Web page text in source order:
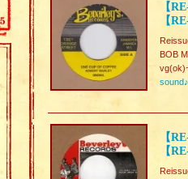
【
【
BOB
sound♪
【
【